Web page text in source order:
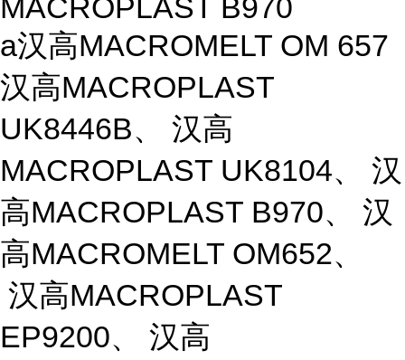
MACROPLAST B970
a汉高MACROMELT OM 657
汉高MACROPLAST
UK8446B、 汉高
MACROPLAST UK8104、 汉
高MACROPLAST B970、 汉
高MACROMELT OM652、
汉高MACROPLAST
EP9200、 汉高